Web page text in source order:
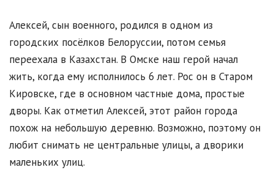
Алексей, сын военного, родился в одном из
городских посёлков Белоруссии, потом семья
переехала в Казахстан. В Омске наш герой начал
жить, когда ему исполнилось 6 лет. Рос он в Старом
Кировске, где в основном частные дома, простые
дворы. Как отметил Алексей, этот район города
похож на небольшую деревню. Возможно, поэтому он
любит снимать не центральные улицы, а дворики
маленьких улиц.